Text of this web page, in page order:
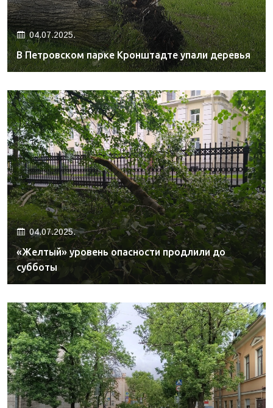
04.07.2025.
В Петровском парке Кронштадте упали деревья
04.07.2025.
«Желтый» уровень опасности продлили до
субботы